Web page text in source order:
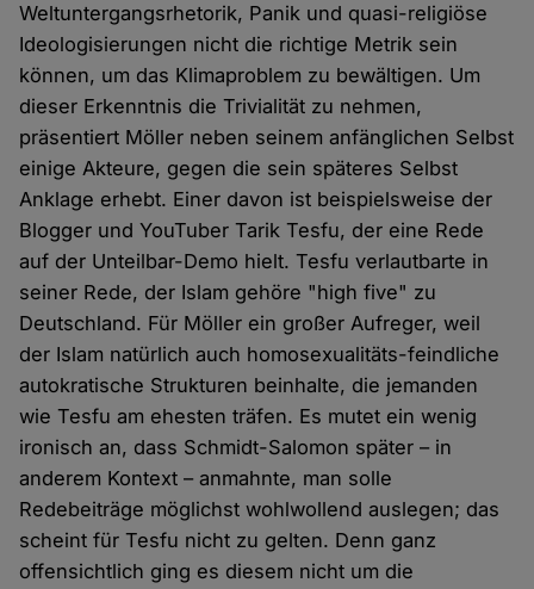
Weltuntergangsrhetorik, Panik und quasi-religiöse
Ideologisierungen nicht die richtige Metrik sein
können, um das Klimaproblem zu bewältigen. Um
dieser Erkenntnis die Trivialität zu nehmen,
präsentiert Möller neben seinem anfänglichen Selbst
einige Akteure, gegen die sein späteres Selbst
Anklage erhebt. Einer davon ist beispielsweise der
Blogger und YouTuber Tarik Tesfu, der eine Rede
auf der Unteilbar-Demo hielt. Tesfu verlautbarte in
seiner Rede, der Islam gehöre "high five" zu
Deutschland. Für Möller ein großer Aufreger, weil
der Islam natürlich auch homosexualitäts-feindliche
autokratische Strukturen beinhalte, die jemanden
wie Tesfu am ehesten träfen. Es mutet ein wenig
ironisch an, dass Schmidt-Salomon später – in
anderem Kontext – anmahnte, man solle
Redebeiträge möglichst wohlwollend auslegen; das
scheint für Tesfu nicht zu gelten. Denn ganz
offensichtlich ging es diesem nicht um die